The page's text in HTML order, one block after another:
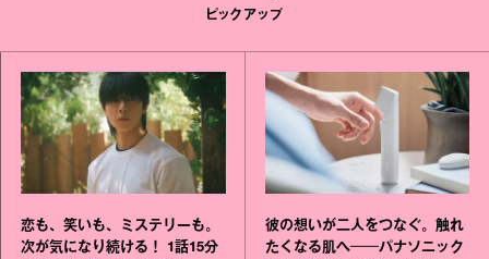
ピックアップ
恋も、笑いも、ミステリーも。
次が気になり続ける！ 1話15分
彼の想いが二人をつなぐ。触れ
たくなる肌へ──パナソニック